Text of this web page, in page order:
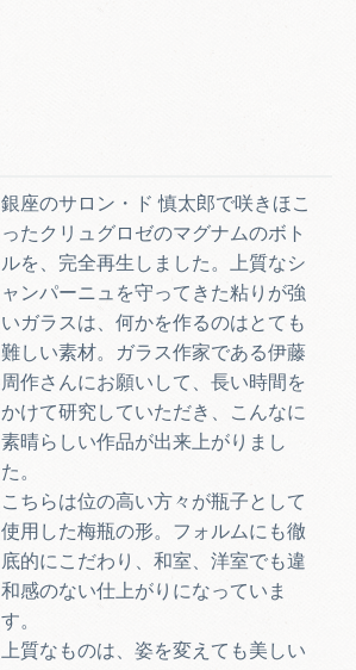
銀座のサロン・ド 慎太郎で咲きほこ
ったクリュグロゼのマグナムのボト
ルを、完全再生しました。上質なシ
ャンパーニュを守ってきた粘りが強
いガラスは、何かを作るのはとても
難しい素材。ガラス作家である伊藤
周作さんにお願いして、長い時間を
かけて研究していただき、こんなに
素晴らしい作品が出来上がりまし
た。
こちらは位の高い方々が瓶子として
使用した梅瓶の形。フォルムにも徹
底的にこだわり、和室、洋室でも違
和感のない仕上がりになっていま
す。
上質なものは、姿を変えても美しい